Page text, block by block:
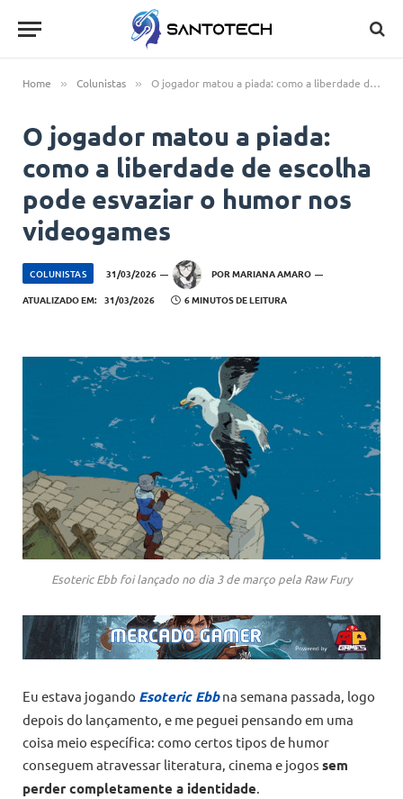
Home » Colunistas » O jogador matou a piada: como a liberdade de escolha pode esvaziar o humor nos videogames
O jogador matou a piada:
como a liberdade de escolha
pode esvaziar o humor nos
videogames
COLUNISTAS 31/03/2026 POR MARIANA AMARO
ATUALIZADO EM: 31/03/2026 6 MINUTOS DE LEITURA
Esoteric Ebb foi lançado no dia 3 de março pela Raw Fury
Eu estava jogando Esoteric Ebbna semana passada, logo
depois do lançamento, e me peguei pensando em uma
coisa meio específica: como certos tipos de humor
conseguem atravessar literatura, cinema e jogos sem
perder completamente a identidade.